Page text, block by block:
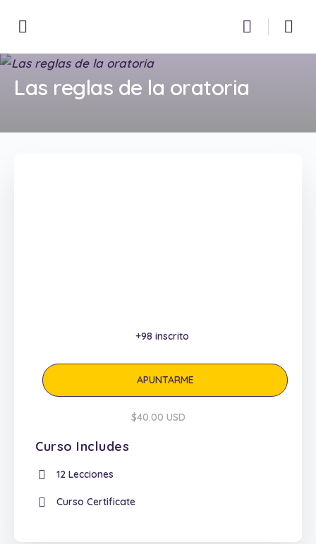
Las reglas de la oratoria
+98 inscrito
APUNTARME
$40.00 USD
Curso Includes
12 Lecciones
Curso Certificate